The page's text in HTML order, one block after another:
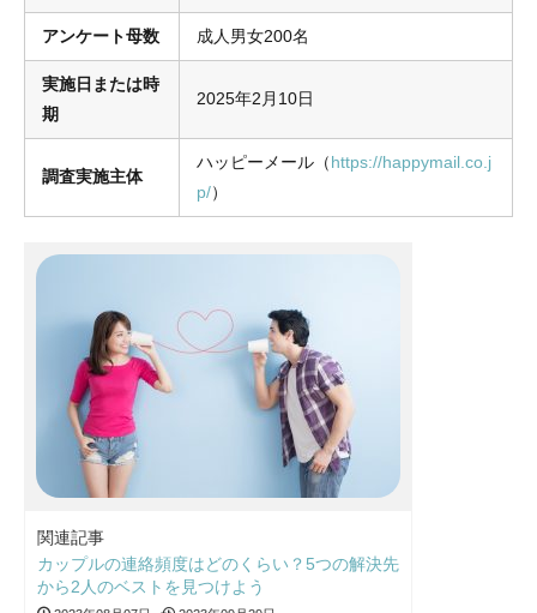
アンケート母数 成人男女200名
実施日または時
期
2025年2月10日
調査実施主体
ハッピーメール（https://happymail.co.j
p/）
関連記事
カップルの連絡頻度はどのくらい？5つの解決先
から2人のベストを見つけよう